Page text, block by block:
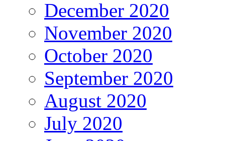
December 2020
November 2020
October 2020
September 2020
August 2020
July 2020